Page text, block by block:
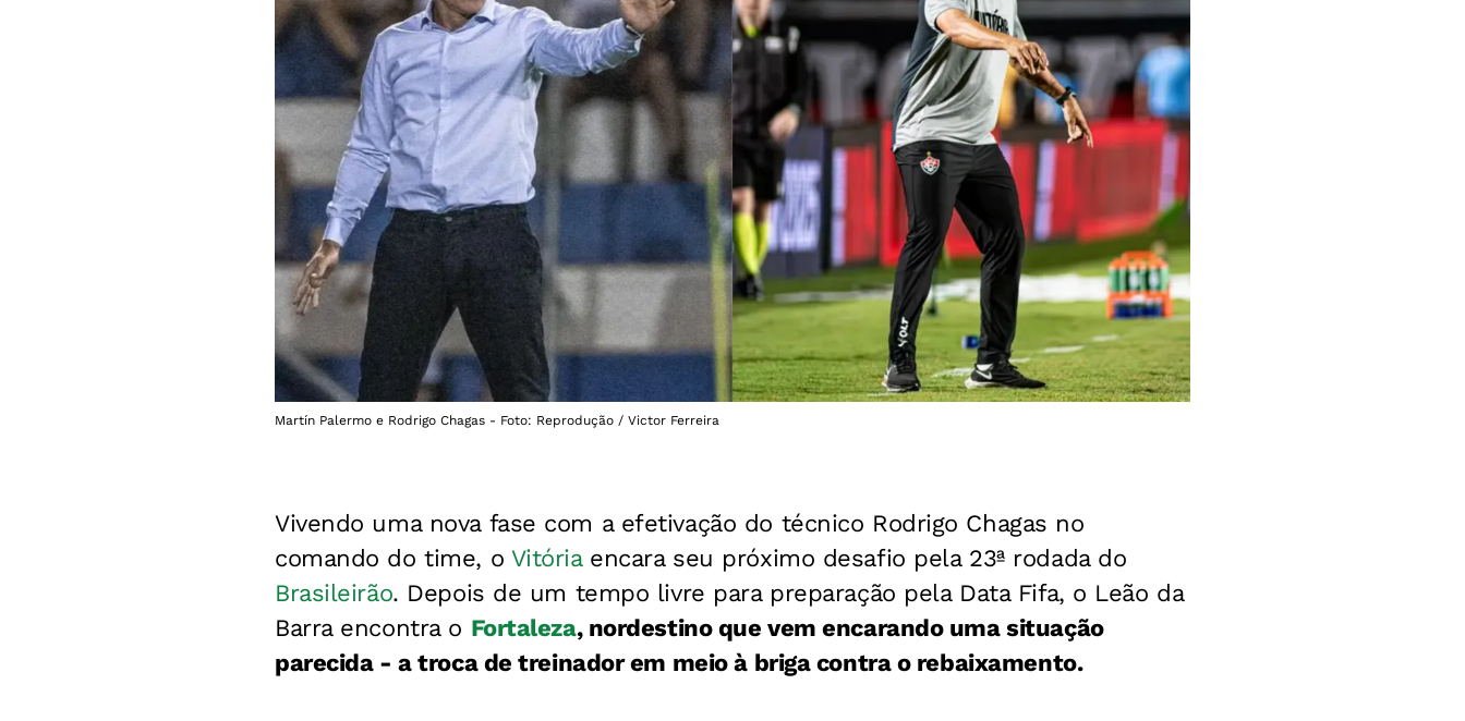
Martín Palermo e Rodrigo Chagas - Foto: Reprodução / Victor Ferreira
Vivendo uma nova fase com a efetivação do técnico Rodrigo Chagas no
comando do time, o Vitóriaencara seu próximo desafio pela 23ª rodada do
Brasileirão. Depois de um tempo livre para preparação pela Data Fifa, o Leão da
Barra encontra o Fortaleza, nordestino que vem encarando uma situação
parecida - a troca de treinador em meio à briga contra o rebaixamento.